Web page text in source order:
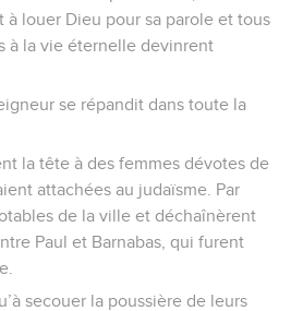
louer Dieu pour sa parole et tous
à la vie éternelle devinrent
se répandit dans toute la
la tête à des femmes dévotes de
attachées au judaïsme. Par
de la ville et déchaînèrent
Paul et Barnabas, qui furent
secouer la poussière de leurs